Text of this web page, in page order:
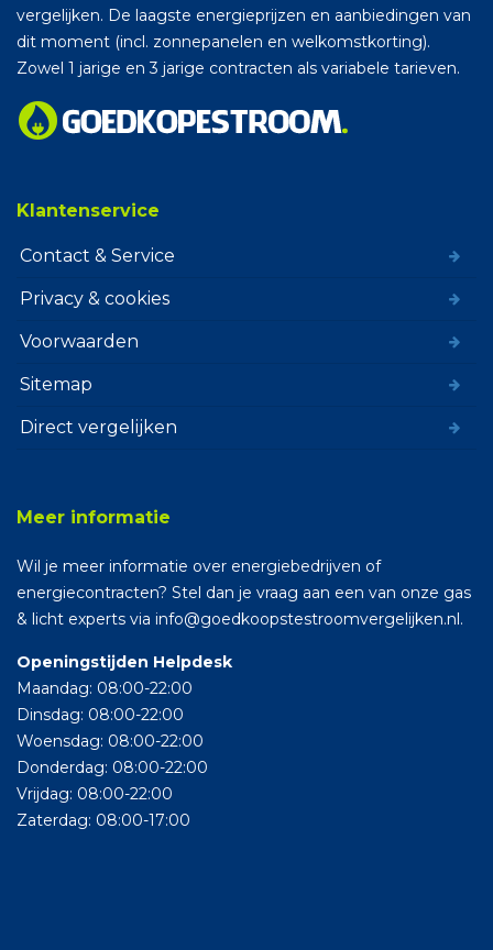
vergelijken. De laagste energieprijzen en aanbiedingen van
dit moment (incl. zonnepanelen en welkomstkorting).
Zowel 1 jarige en 3 jarige contracten als variabele tarieven.
Klantenservice
Contact & Service
Privacy & cookies
Voorwaarden
Sitemap
Direct vergelijken
Meer informatie
Wil je meer informatie over energiebedrijven of
energiecontracten? Stel dan je vraag aan een van onze gas
& licht experts via info@goedkoopstestroomvergelijken.nl.
Openingstijden Helpdesk
Maandag: 08:00-22:00
Dinsdag: 08:00-22:00
Woensdag: 08:00-22:00
Donderdag: 08:00-22:00
Vrijdag: 08:00-22:00
Zaterdag: 08:00-17:00